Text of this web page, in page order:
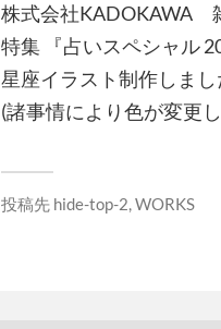
株式会社KADOKAWA
特集 『占いスペシャル
星座イラスト制作しまし
(諸事情により色が変更
投稿先 hide-top-2,WORKS